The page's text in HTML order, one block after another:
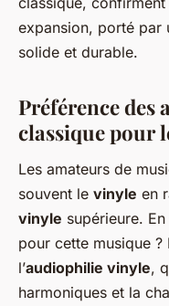
expansion, porté par
solide et durable.
Préférence des
classique pour
Les amateurs de
souvent le vinyle en
vinyle supérieure.
pour cette musique ?
l’audiophilie vinyle,
harmoniques et la